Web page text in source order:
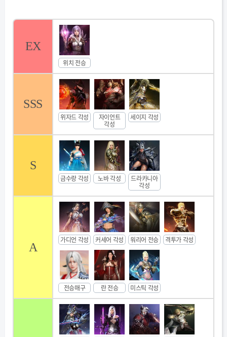
각성 쿠노이치 - 어둠 추종자 침소 C > B 1점 > 2점
전승 격투가 - 툰그라드유적지 B > A 5점 > 6점
등급 산정 기준이 궁금하다면 아래 링크 참고
https://tgd.kr/s/gusals4265/72516619
EX
위치 전승
SSS
위자드 각성 자이언트
각성
세이지 각성
S
금수랑 각성 노바 각성 드라카니아
각성
A
가디언 각성 커세어 각성 워리어 전승 격투가 각성
전승매구 란 전승 미스틱 각성